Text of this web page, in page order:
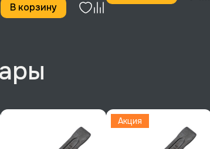
В корзину
Акция